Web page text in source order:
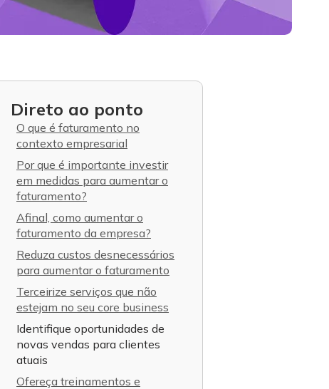
Direto ao ponto
O que é faturamento no
contexto empresarial
Por que é importante investir
em medidas para aumentar o
faturamento?
Afinal, como aumentar o
faturamento da empresa?
Reduza custos desnecessários
para aumentar o faturamento
Terceirize serviços que não
estejam no seu core business
Identifique oportunidades de
novas vendas para clientes
atuais
Ofereça treinamentos e